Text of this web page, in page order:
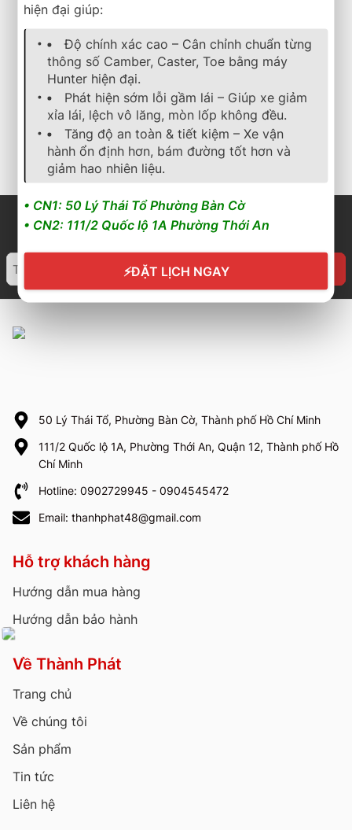
Sản phẩm tương tự
lốp xe,bridgestone ,turanza
Lốp Xe Bridgestone 205/50R17 Turanza T05
2.350.000 ₫
Cần nhận báo giá mới
nhất? Nhấn vào đây để
trao đổi ngay
LỐP XE BRIDGESTONE
3.200.000₫
Cần nhận báo giá mới
nhất? Nhấn vào đây để
hiện đại giúp:
Độ chính xác cao – Cân chỉnh chuẩn từng
thông số Camber, Caster, Toe bằng máy
Hunter hiện đại.
Phát hiện sớm lỗi gầm lái – Giúp xe giảm
xỉa lái, lệch vô lăng, mòn lốp không đều.
Tăng độ an toàn & tiết kiệm – Xe vận
hành ổn định hơn, bám đường tốt hơn và
giảm hao nhiên liệu.
• CN1: 50 Lý Thái Tổ Phường Bàn Cờ
• CN2: 111/2 Quốc lộ 1A Phường Thới An
⚡ĐẶT LỊCH NGAY
50 Lý Thái Tổ, Phường Bàn Cờ, Thành phố Hồ Chí Minh
111/2 Quốc lộ 1A, Phường Thới An, Quận 12, Thành phố Hồ
Chí Minh
Hotline: 0902729945 - 0904545472
Email: thanhphat48@gmail.com
Hỗ trợ khách hàng
Hướng dẫn mua hàng
Hướng dẫn bảo hành
Về Thành Phát
Trang chủ
Về chúng tôi
Sản phẩm
Tin tức
Liên hệ